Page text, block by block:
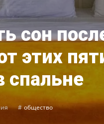
сон
этих
спальне
общество